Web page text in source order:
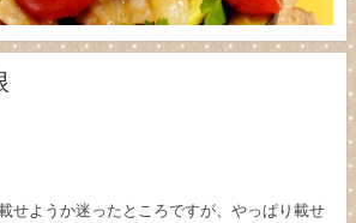
せようか迷ったところですが、やっぱり載せ